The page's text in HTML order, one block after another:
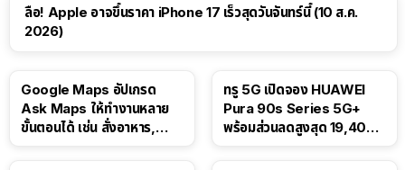
ลือ! Apple อาจขึ้นราคา iPhone 17 เร็วสุดวันจันทร์นี้ (10 ส.ค.
2026)
Google Maps อัปเกรด
Ask Maps ให้ทำงานหลาย
ขั้นตอนได้ เช่น สั่งอาหาร,
ทรู 5G เปิดจอง HUAWEI
Pura 90s Series 5G+
พร้อมส่วนลดสูงสุด 19,400